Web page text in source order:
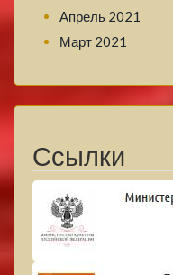
Апрель 2021
Март 2021
Ссылки